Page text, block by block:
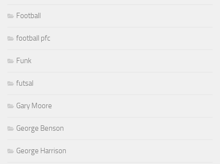
Football
football pfc
Funk
futsal
Gary Moore
George Benson
George Harrison